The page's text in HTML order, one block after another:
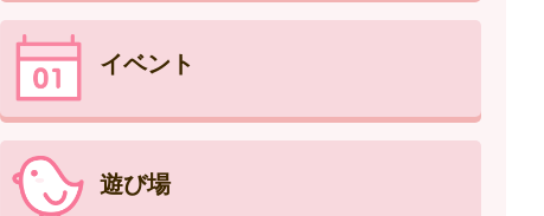
イベント
遊び場